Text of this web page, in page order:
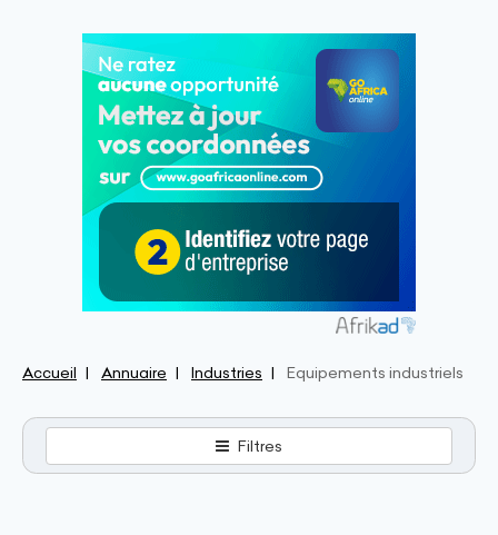
Accueil Annuaire Industries Equipements industriels
Filtres